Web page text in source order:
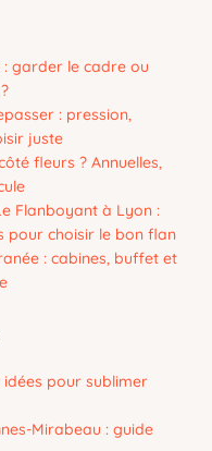
garder le cadre ou
: pression,
juste
fleurs ? Annuelles,
Flanboyant à Lyon :
pour choisir le bon flan
: cabines, buffet et
idées pour sublimer
Mirabeau : guide